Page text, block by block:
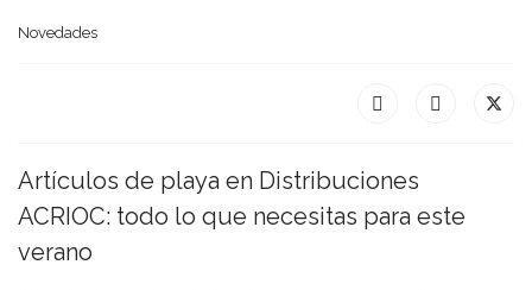
Novedades
Artículos de playa en Distribuciones
ACRIOC: todo lo que necesitas para este
verano